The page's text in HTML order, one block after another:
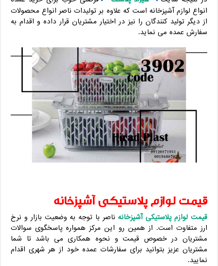
انواع لوازم آشپزخانه است که علاوه بر تولیدات ناصر انواع محصولات
از دیگر تولید کنندگان را نیز در اختیار مشتریان قرار داده و اقدام به
سفارش عمده می نماید.
قیمت لوازم پلاستیکی آشپزخانه
قیمت لوازم پلاستیکی آشپزخانه ناصر با توجه به وضعیت بازار و نرخ
ارز متفاوت است. از همین رو این مرکز همواره پاسخگوی سوالات
مشتریان در خصوص قیمت و نحوه همکاری می باشد تا شما
مشتریان عزیز بتوانید برای سفارشات عمده خود از هر شهری اقدام
نمایید.